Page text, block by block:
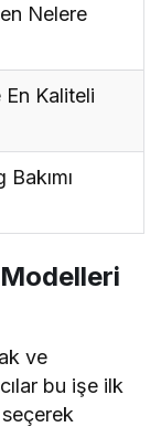
Nelere
Kaliteli
ve
bu işe ilk
seçerek